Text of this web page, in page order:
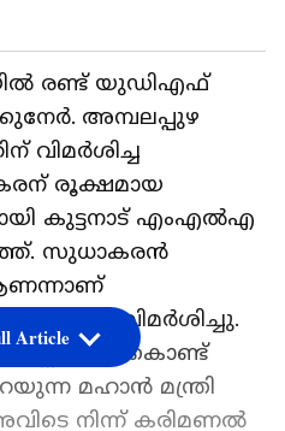
രണ്ട് യുഡിഎഫ്
അമ്പലപ്പുഴ
വിമര്‍ശിച്ച
രൂക്ഷമായ
കുട്ടനാട് എംഎൽഎ
സുധാകരൻ
വിമര്‍ശിച്ചു.
കൊണ്ട്
മഹാൻ മന്ത്രി
നിന്ന് കരിമണൽ
Article